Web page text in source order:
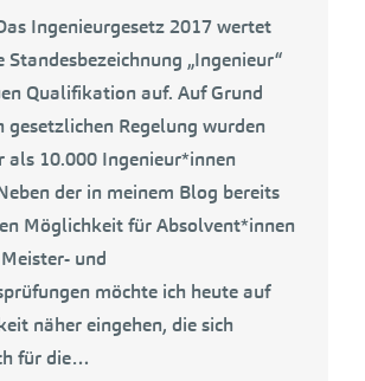
Ingenieurgesetz 2017 wertet
Standesbezeichnung „Ingenieur“
Qualifikation auf. Auf Grund
gesetzlichen Regelung wurden
als 10.000 Ingenieur*innen
der in meinem Blog bereits
Möglichkeit für Absolvent*innen
und
möchte ich heute auf
näher eingehen, die sich
für die…